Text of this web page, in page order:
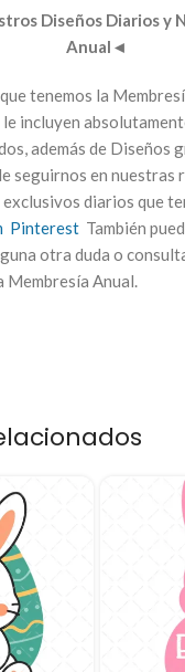
Diseños Diarios y
Anual ◄
tenemos la
le incluyen
además de Diseños
seguirnos en nuestras
diarios que
Pinterest También
otra duda o
Membresía Anual.